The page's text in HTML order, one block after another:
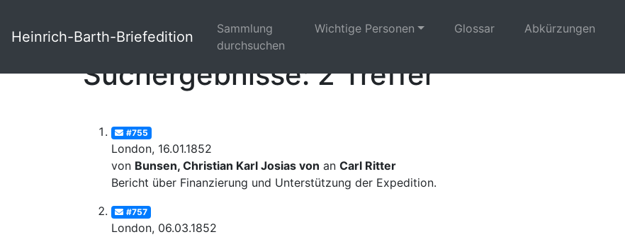
Heinrich-Barth-Briefedition
Sammlung
durchsuchen
Wichtige Personen Glossar Abkürzungen
Suchergebnisse: 2 Treffer
#755
London, 16.01.1852
von Bunsen, Christian Karl Josias von an Carl Ritter
Bericht über Finanzierung und Unterstützung der Expedition.
#757
London, 06.03.1852